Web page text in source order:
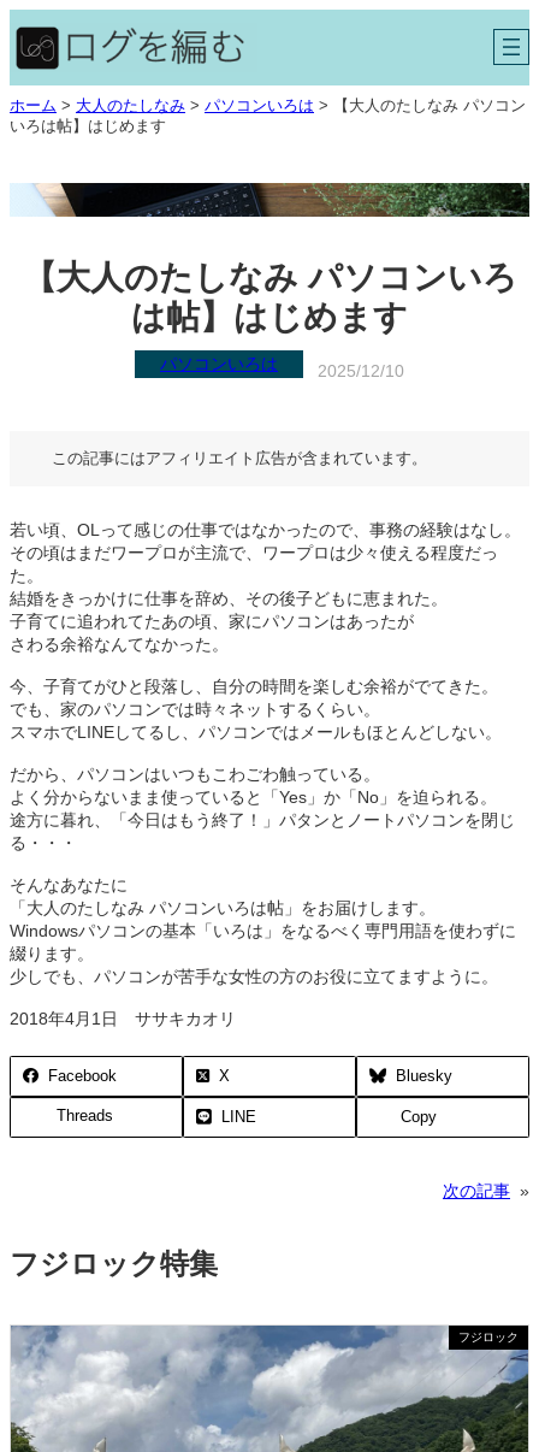
容
を
ス
キ
ッ
ホーム > 大人のたしなみ > パソコンいろは >
【大人のたしなみ パソコン
いろは帖】はじめます
【大人のたしなみ パソコンいろ
は帖】はじめます
パソコンいろは 2025/12/10
この記事にはアフィリエイト広告が含まれています。
若い頃、OLって感じの仕事ではなかったので、事務の経験はなし。
その頃はまだワープロが主流で、ワープロは少々使える程度だっ
た。
結婚をきっかけに仕事を辞め、その後子どもに恵まれた。
子育てに追われてたあの頃、家にパソコンはあったが
さわる余裕なんてなかった。
今、子育てがひと段落し、自分の時間を楽しむ余裕がでてきた。
でも、家のパソコンでは時々ネットするくらい。
スマホでLINEしてるし、パソコンではメールもほとんどしない。
だから、パソコンはいつもこわごわ触っている。
よく分からないまま使っていると「Yes」か「No」を迫られる。
途方に暮れ、「今日はもう終了！」パタンとノートパソコンを閉じ
る・・・
そんなあなたに
「大人のたしなみ パソコンいろは帖」をお届けします。
Windowsパソコンの基本「いろは」をなるべく専門用語を使わずに
綴ります。
少しでも、パソコンが苦手な女性の方のお役に立てますように。
2018年4月1日 ササキカオリ
Facebook X Bluesky
Threads LINE Copy
次の記事 »
フジロック特集
フジロック